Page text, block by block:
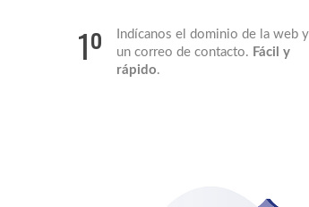
1º
Indícanos el dominio de la web y
un correo de contacto. Fácil y
rápido.